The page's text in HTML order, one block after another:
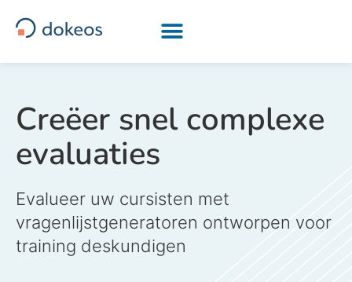
Creëer snel complexe
evaluaties
Evalueer uw cursisten met
vragenlijstgeneratoren ontworpen voor
training deskundigen